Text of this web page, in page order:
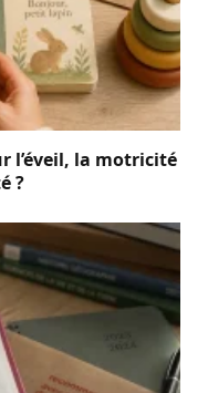
l’éveil, la motricité
?